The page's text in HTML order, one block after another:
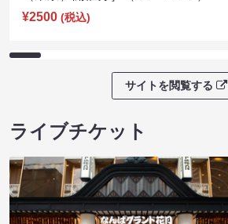
¥2500 (税込)
サイトを閲覧する
ライブチケット